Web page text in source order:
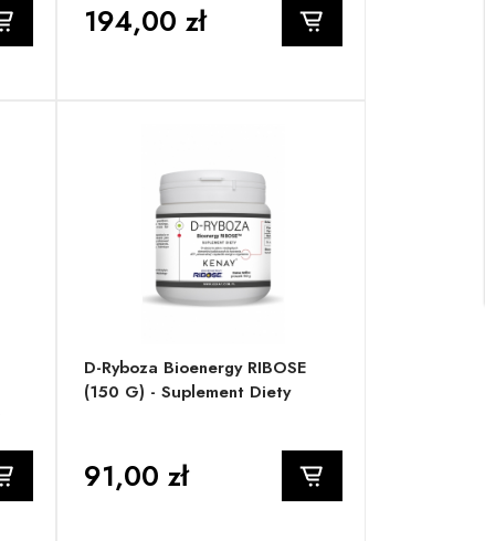
194,00 zł
D-Ryboza Bioenergy RIBOSE
(150 G) - Suplement Diety
91,00 zł